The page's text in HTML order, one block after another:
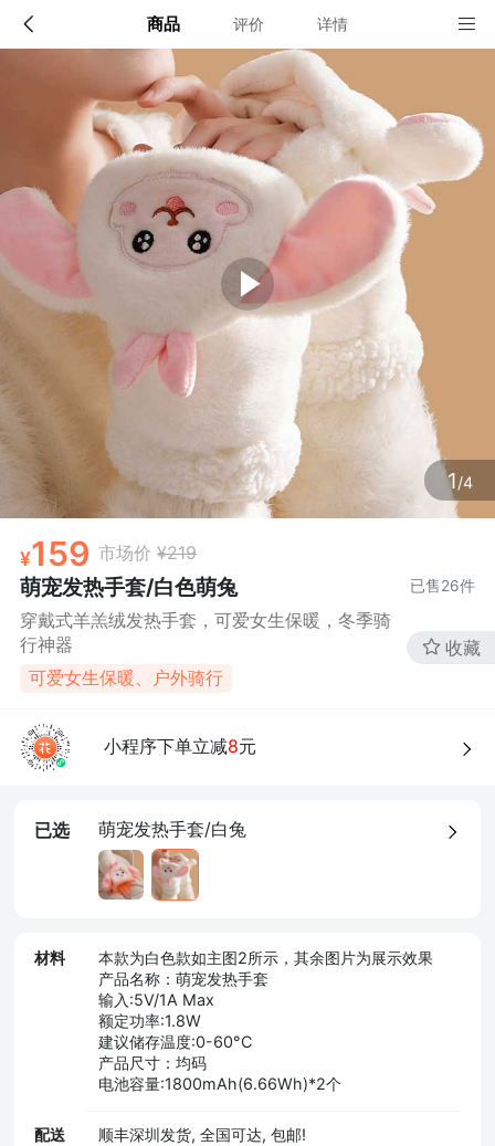
商品 评价 详情
1/4
159 市场价 ¥219
萌宠发热手套/白色萌兔 已售26件
穿戴式羊羔绒发热手套，可爱女生保暖，冬季骑
行神器
可爱女生保暖、户外骑行
收藏
小程序下单立减8元
已选 萌宠发热手套/白兔
材料
本款为白色款如主图2所示，其余图片为展示效果
产品名称：萌宠发热手套
输入:5V/1A Max
额定功率:1.8W
建议储存温度:0-60°C
产品尺寸：均码
电池容量:1800mAh(6.66Wh)*2个
配送 顺丰深圳发货, 全国可达, 包邮!
配送说明
顺丰深圳发货, 全国可达, 包邮!
确定
店铺信息
该地区暂无配送门店
确定